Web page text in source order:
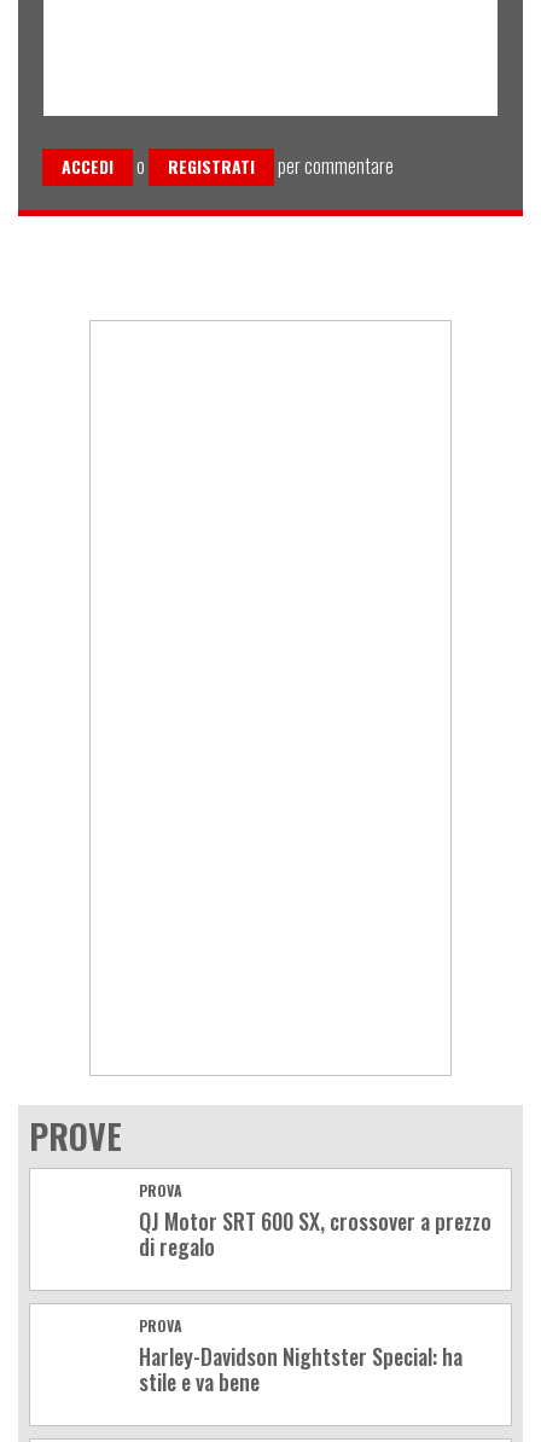
ACCEDI o REGISTRATI per commentare
PROVE
PROVA
QJ Motor SRT 600 SX, crossover a prezzo
di regalo
PROVA
Harley-Davidson Nightster Special: ha
stile e va bene